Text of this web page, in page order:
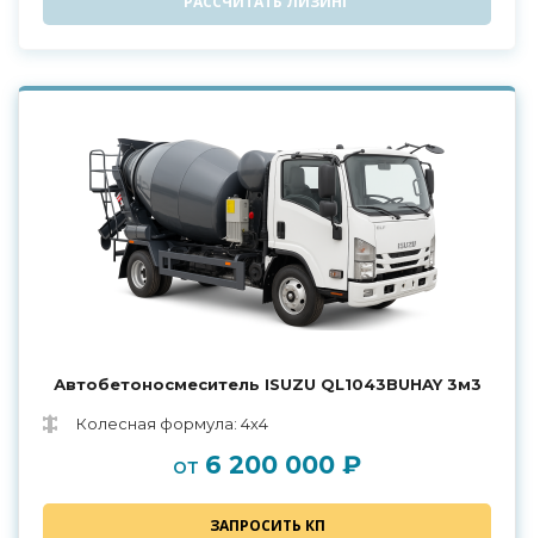
Автобетоносмеситель ISUZU QL1043BUHAY 3м3
Колесная формула: 4х4
от 6 200 000 ₽
ЗАПРОСИТЬ КП